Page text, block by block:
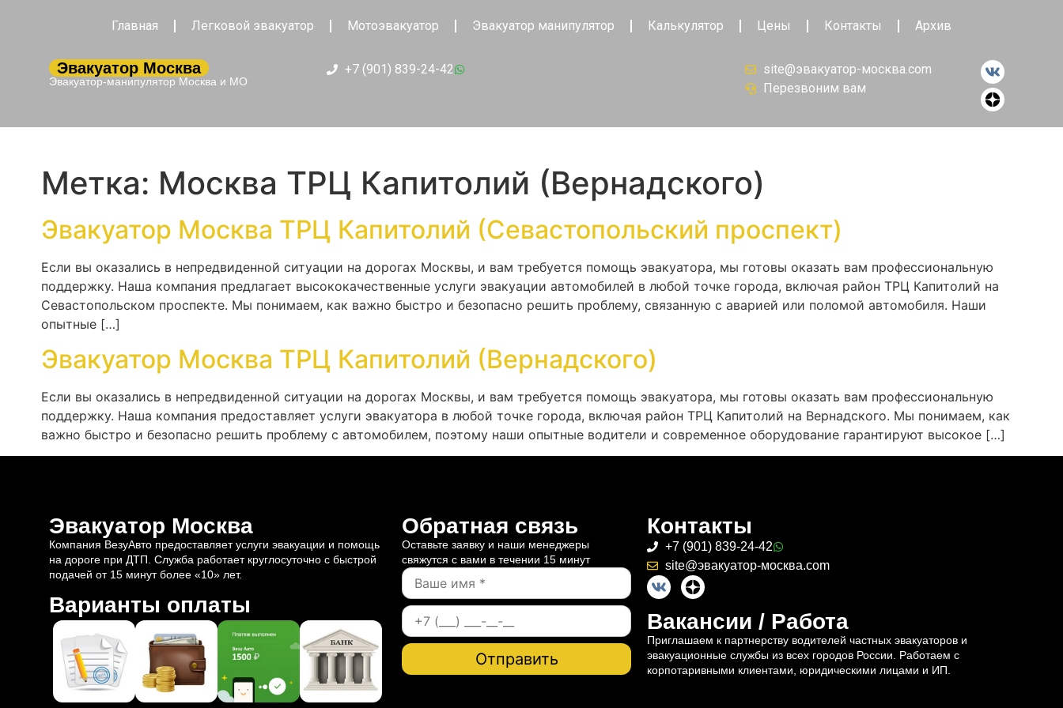
Главная Легковой эвакуатор Мотоэвакуатор Эвакуатор манипулятор Калькулятор Цены Контакты Архив
Эвакуатор Москва
Эвакуатор-манипулятор Москва и МО
+7 (901) 839-24-42
site@эвакуатор-москва.com
Перезвоним вам
Метка: Москва ТРЦ Капитолий (Вернадского)
Эвакуатор Москва ТРЦ Капитолий (Севастопольский проспект)
Если вы оказались в непредвиденной ситуации на дорогах Москвы, и вам требуется помощь эвакуатора, мы готовы оказать вам профессиональную
поддержку. Наша компания предлагает высококачественные услуги эвакуации автомобилей в любой точке города, включая район ТРЦ Капитолий на
Севастопольском проспекте. Мы понимаем, как важно быстро и безопасно решить проблему, связанную с аварией или поломой автомобиля. Наши
опытные […]
Эвакуатор Москва ТРЦ Капитолий (Вернадского)
Если вы оказались в непредвиденной ситуации на дорогах Москвы, и вам требуется помощь эвакуатора, мы готовы оказать вам профессиональную
поддержку. Наша компания предоставляет услуги эвакуатора в любой точке города, включая район ТРЦ Капитолий на Вернадского. Мы понимаем, как
важно быстро и безопасно решить проблему с автомобилем, поэтому наши опытные водители и современное оборудование гарантируют высокое […]
Эвакуатор Москва
Компания ВезуАвто предоставляет услуги эвакуации и помощь
на дороге при ДТП. Служба работает круглосуточно с быстрой
подачей от 15 минут более «10» лет.
Варианты оплаты
Обратная связь
Оставьте заявку и наши менеджеры
свяжутся с вами в течении 15 минут
Контакты
+7 (901) 839-24-42
site@эвакуатор-москва.com
Вакансии / Работа
Приглашаем к партнерству водителей частных эвакуаторов и
эвакуационные службы из всех городов России. Работаем с
корпотаривными клиентами, юридическими лицами и ИП.